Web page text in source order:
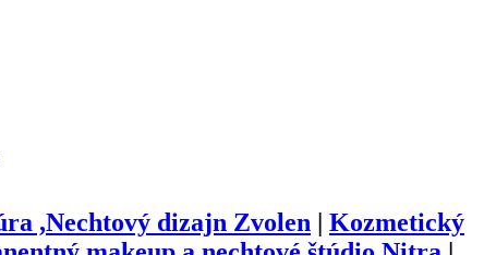
,Nechtový dizajn Zvolen
Kozmetický